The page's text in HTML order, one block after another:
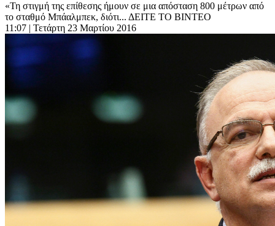
«Τη στιγμή της επίθεσης ήμουν σε μια απόσταση 800 μέτρων από
το σταθμό Μπάαλμπεκ, διότι... ΔΕΙΤΕ ΤΟ ΒΙΝΤΕΟ
11:07 | Τετάρτη 23 Μαρτίου 2016